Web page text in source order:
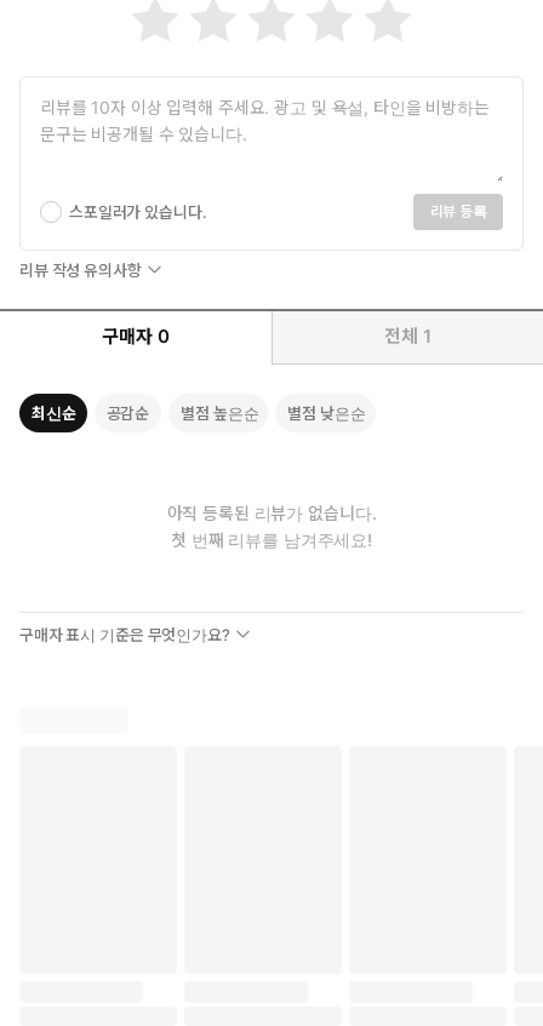
스포일러가 있습니다. 리뷰 등록
리뷰 작성 유의사항
구매자 0 전체 1
최신순 공감순 별점 높은순 별점 낮은순
아직 등록된 리뷰가 없습니다.
첫 번째 리뷰를 남겨주세요!
구매자 표시 기준은 무엇인가요?